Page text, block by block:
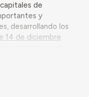
de
y
desarrollando los
14 de diciembre
por el
por el